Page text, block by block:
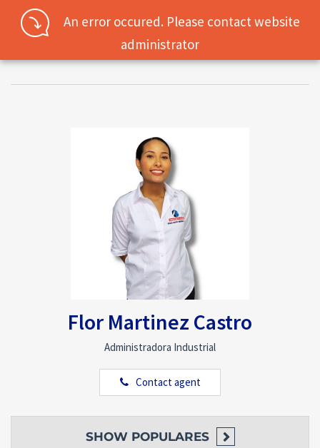
Username
Flor Martinez Castro
Administradora Industrial
Contact agent
SHOW POPULARES
An error occured. Please contact website
administrator